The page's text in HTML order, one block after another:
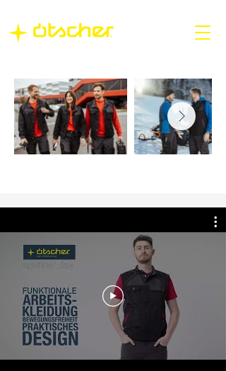
schon ab geringen Mengen individuelle
Anpassungen möglich